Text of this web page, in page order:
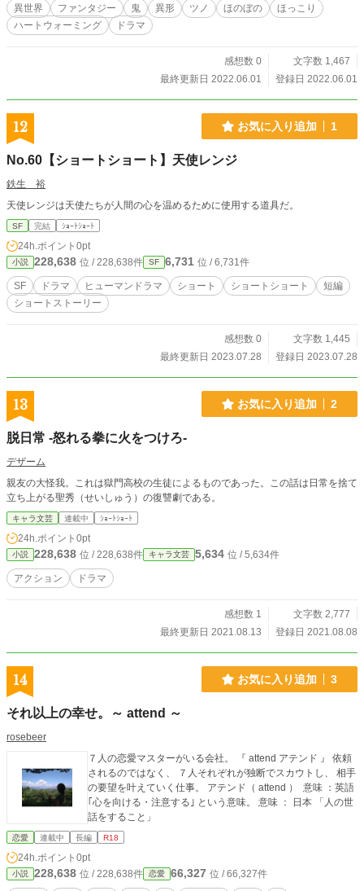
異世界 ファンタジー 鬼 異形 ツノ ほのぼの
ほっこり
ハートウォーミング
ドラマ
感想数 0
文字数 1,467
最終更新日 2022.06.01
登録日 2022.06.01
12 お気に入り追加 1
No.60【ショートショート】天使レンジ
鉄生 裕
天使レンジは天使たちが人間の心を温めるために使用する道具だ。
SF 完結 ｼｮｰﾄｼｮｰﾄ
24h.ポイント 0pt
小説 228,638 位 / 228,638件 SF 6,731 位 / 6,731件
SF ドラマ ヒューマンドラマ ショート ショートショート
短編
ショートストーリー
感想数 0
文字数 1,445
最終更新日 2023.07.28
登録日 2023.07.28
13 お気に入り追加 2
脱日常 -怒れる拳に火をつけろ-
デザーム
親友の大怪我。これは獄門高校の生徒によるものであった。この話は日常を捨て
立ち上がる聖秀（せいしゅう）の復讐劇である。
キャラ文芸 連載中 ｼｮｰﾄｼｮｰﾄ
24h.ポイント 0pt
小説 228,638 位 / 228,638件 キャラ文芸 5,634 位 / 5,634件
アクション ドラマ
感想数 1
文字数 2,777
最終更新日 2021.08.13
登録日 2021.08.08
14 お気に入り追加 3
それ以上の幸せ。～ attend ～
rosebeer
７人の恋愛マスターがいる会社。 『 attend アテンド 』 依頼
されるのではなく、 ７人それぞれが独断でスカウトし、 相手
の要望を叶えていく仕事。 アテンド（ attend ） 意味 ：英語
｢心を向ける・注意する｣ という意味。 意味 ： 日本 「人の世
話をすること」
恋愛 連載中 長編 R18
24h.ポイント 0pt
小説 228,638 位 / 228,638件 恋愛 66,327 位 / 66,327件